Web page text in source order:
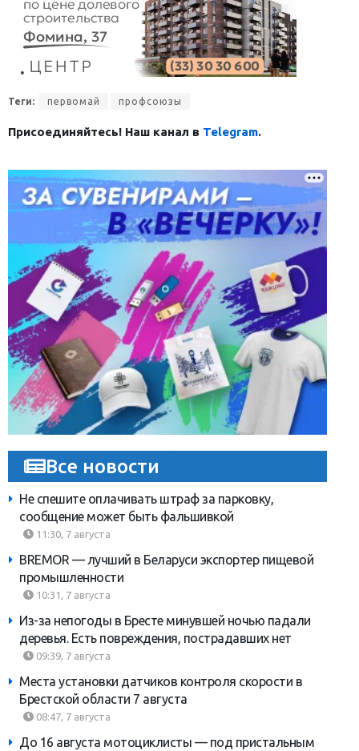
Теги: первомай профсоюзы
Присоединяйтесь! Наш канал в Telegram.
Все новости
Не спешите оплачивать штраф за парковку,
сообщение может быть фальшивкой
11:30, 7 августа
BREMOR — лучший в Беларуси экспортер пищевой
промышленности
10:31, 7 августа
Из-за непогоды в Бресте минувшей ночью падали
деревья. Есть повреждения, пострадавших нет
09:39, 7 августа
Места установки датчиков контроля скорости в
Брестской области 7 августа
08:47, 7 августа
До 16 августа мотоциклисты — под пристальным